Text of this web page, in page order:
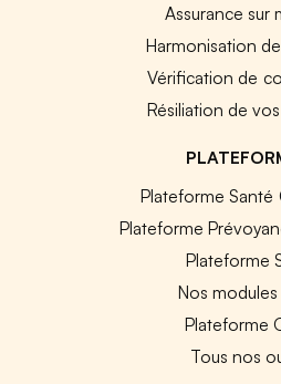
Assurance sur
Harmonisation
Vérification de
Résiliation de
Plateforme Santé
Plateforme
Plateforme
Nos modules
Plateforme
Tous nos